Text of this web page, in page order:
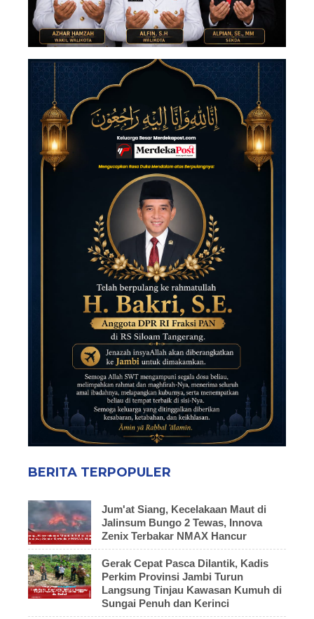
BERITA TERPOPULER
Jum'at Siang, Kecelakaan Maut di
Jalinsum Bungo 2 Tewas, Innova
Zenix Terbakar NMAX Hancur
Gerak Cepat Pasca Dilantik, Kadis
Perkim Provinsi Jambi Turun
Langsung Tinjau Kawasan Kumuh di
Sungai Penuh dan Kerinci